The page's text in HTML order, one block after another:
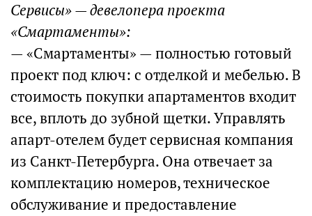
Сервисы» — девелопера проекта
«Смартаменты»:
— «Смартаменты» — полностью готовый
проект под ключ: с отделкой и мебелью. В
стоимость покупки апартаментов входит
все, вплоть до зубной щетки. Управлять
апарт-отелем будет сервисная компания
из Санкт-Петербурга. Она отвечает за
комплектацию номеров, техническое
обслуживание и предоставление